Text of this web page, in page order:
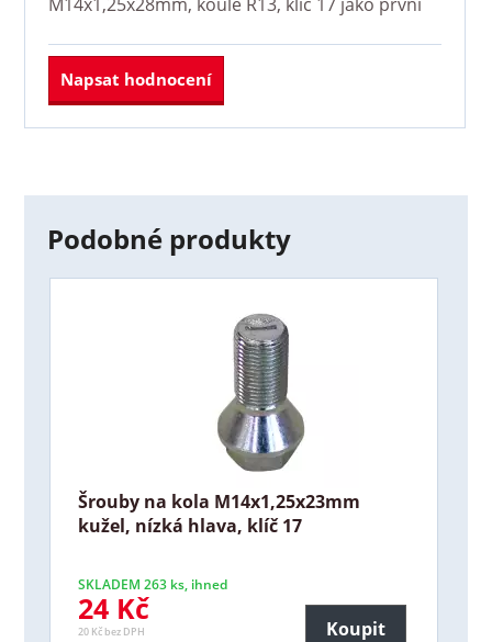
Napsat hodnocení
Podobné produkty
Šrouby na kola M14x1,25x23mm
kužel, nízká hlava, klíč 17
SKLADEM 263 ks, ihned
24 Kč
20 Kč bez DPH Koupit